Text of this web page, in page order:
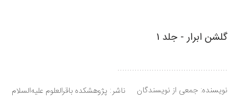
گلشن ابرار - جلد 1
.............................................
نویسنده: جمعی از نویسندگان ناشر پژوهشکده باقرالعلوم علیه‌السلام